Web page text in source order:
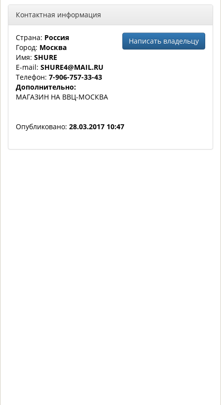
Контактная информация
Написать владельцу
Страна: Россия
Город: Москва
Имя: SHURE
E-mail: SHURE4@MAIL.RU
Телефон: 7-906-757-33-43
Дополнительно:
МАГАЗИН НА ВВЦ-МОСКВА
Опубликовано: 28.03.2017 10:47